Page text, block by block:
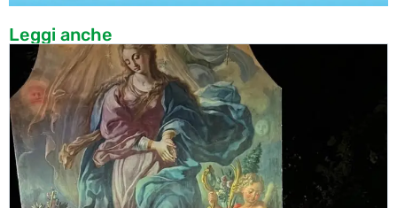
Leggi anche